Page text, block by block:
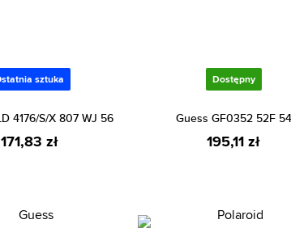
sztuka
4176/S/X 807 WJ 56
171,83 zł
Dostępny
Guess GF0352 52F 54
195,11 zł